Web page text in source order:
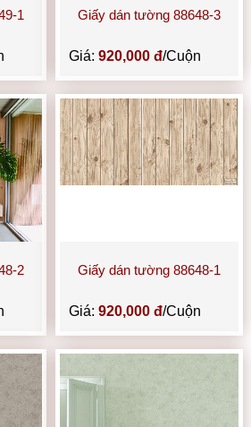
1 Giấy dán tường 88648-3
Giá: 920,000 đ/Cuộn
2 Giấy dán tường 88648-1
Giá: 920,000 đ/Cuộn